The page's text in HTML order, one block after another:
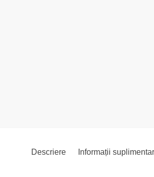
Descriere Informații